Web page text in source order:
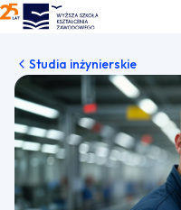
WSKZ - strona główna
Studia inżynierskie